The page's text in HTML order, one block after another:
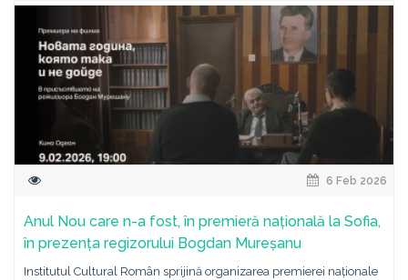
6 Feb 2026
Anul Nou care n-a fost, în premieră națională la Sofia,
în prezența regizorului Bogdan Mureșanu
Institutul Cultural Român sprijină organizarea premierei naționale